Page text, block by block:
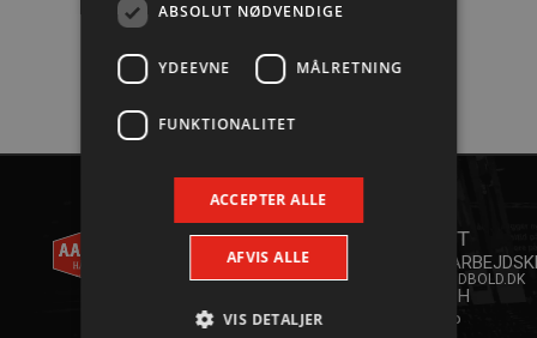
HÅNDBOLD
WILLY
BRANDTS
+45 96
35 20 30
INFO@AALBORGHAANDBOLD.DK
ANDET
YOUTH
CAMP
ABSOLUT NØDVENDIGE
YDEEVNE MÅLRETNING
FUNKTIONALITET
ACCEPTER ALLE
AFVIS ALLE
VIS DETALJER